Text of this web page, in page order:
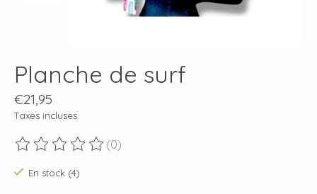
Planche de surf
€21,95
Taxes incluses
Ce produit est évalué à
(0)
En stock (4)